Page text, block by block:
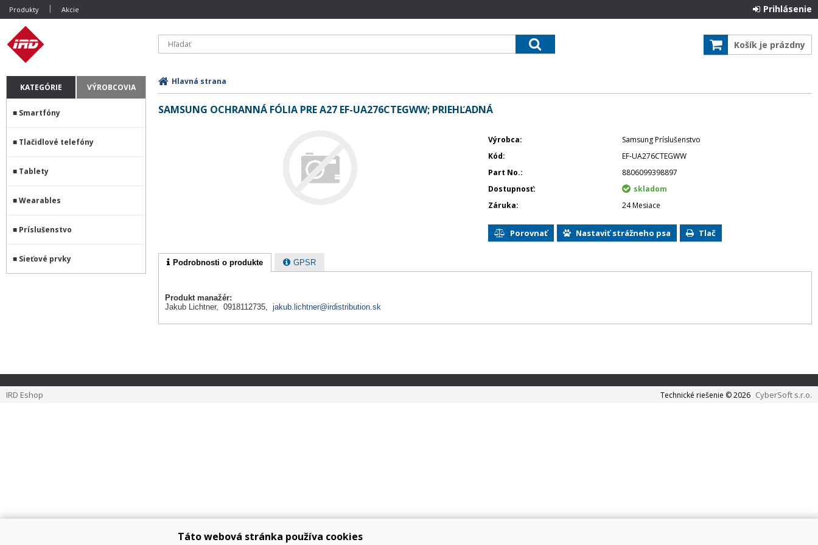
Produkty Akcie Prihlásenie
Košík je prázdny
KATEGÓRIE VÝROBCOVIA
Smartfóny
Tlačidlové telefóny
Tablety
Wearables
Príslušenstvo
Sieťové prvky
Hlavná strana
SAMSUNG OCHRANNÁ FÓLIA PRE A27 EF-UA276CTEGWW; PRIEHĽADNÁ
Výrobca
Samsung Príslušenstvo
Kód
EF-UA276CTEGWW
Part No.
8806099398897
Dostupnosť
skladom
Záruka
24 Mesiace
Porovnať Nastaviť strážneho psa Tlač
Podrobnosti o produkte GPSR
Produkt manažér:
Jakub Lichtner, 0918112735, jakub.lichtner@irdistribution.sk
IRD Eshop Technické riešenie © 2026 CyberSoft s.r.o.
Táto webová stránka používa cookies